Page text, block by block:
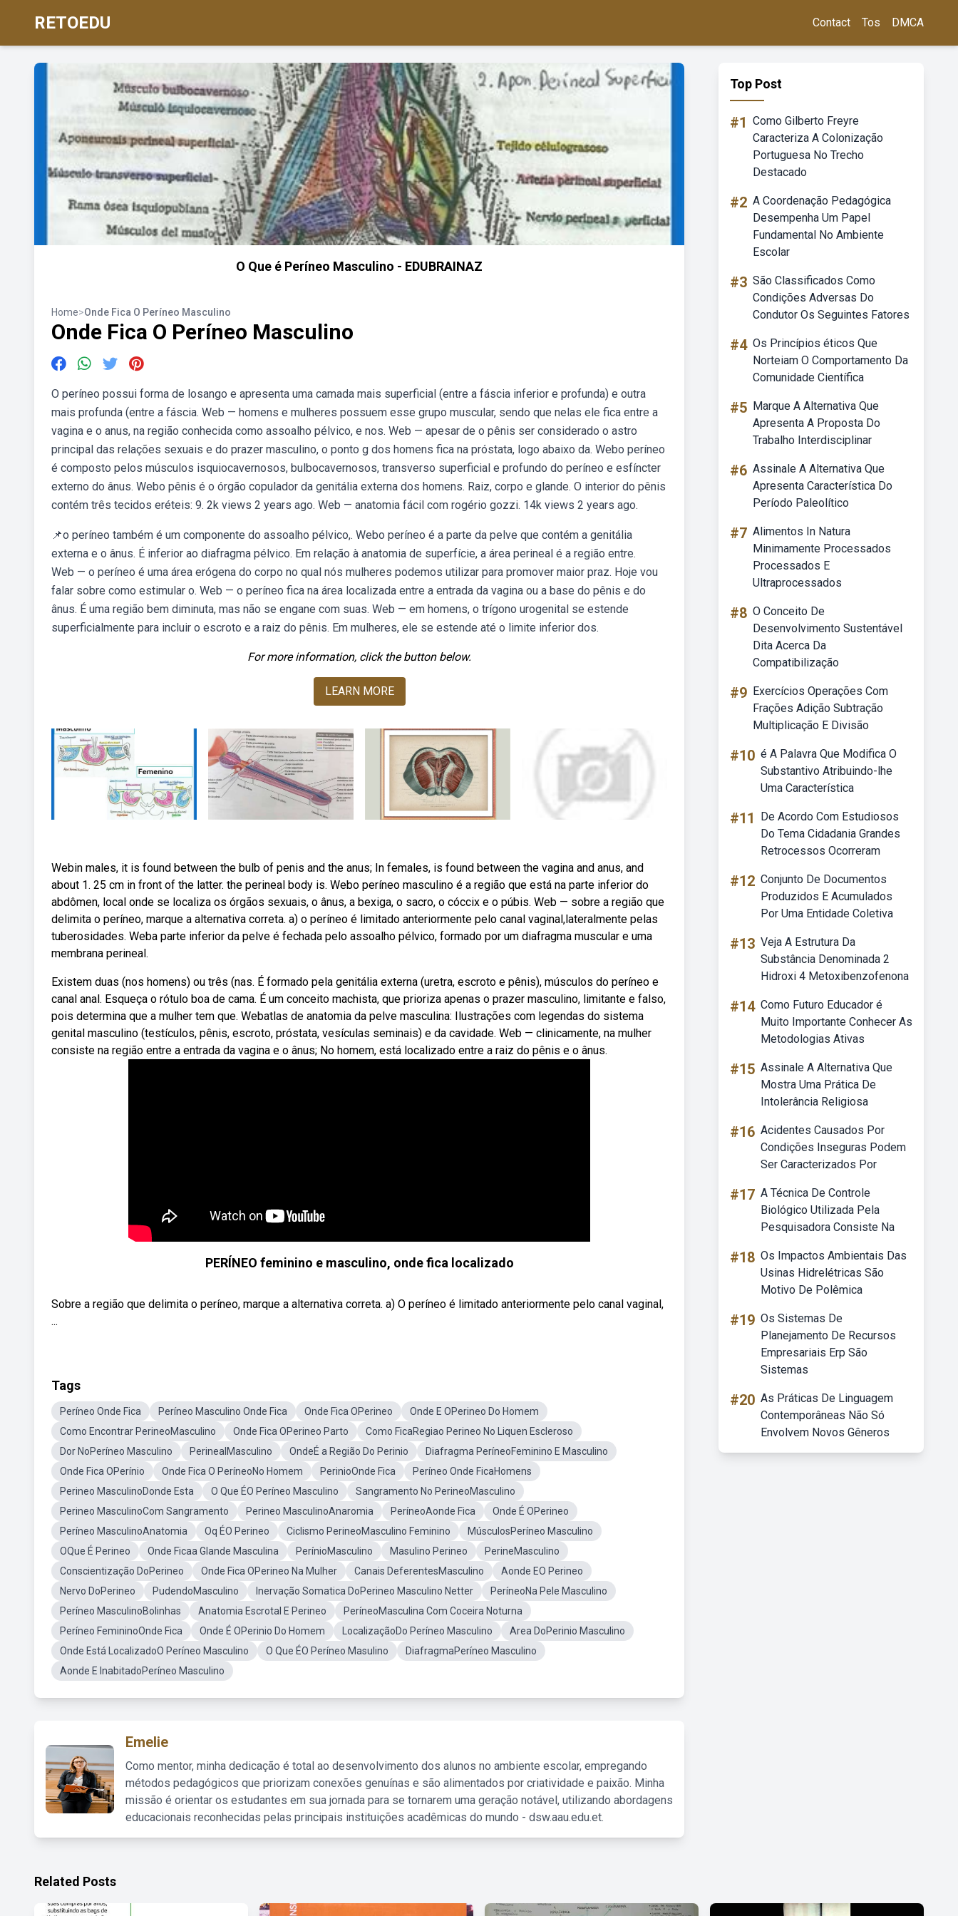
RETOEDU Contact Tos DMCA
O Que é Períneo Masculino - EDUBRAINAZ
Home>Onde Fica O Períneo Masculino
Onde Fica O Períneo Masculino
O períneo possui forma de losango e apresenta uma camada mais superficial (entre a fáscia inferior e profunda) e outra
mais profunda (entre a fáscia. Web — homens e mulheres possuem esse grupo muscular, sendo que nelas ele fica entre a
vagina e o anus, na região conhecida como assoalho pélvico, e nos. Web — apesar de o pênis ser considerado o astro
principal das relações sexuais e do prazer masculino, o ponto g dos homens fica na próstata, logo abaixo da. Webo períneo
é composto pelos músculos isquiocavernosos, bulbocavernosos, transverso superficial e profundo do períneo e esfíncter
externo do ânus. Webo pênis é o órgão copulador da genitália externa dos homens. Raiz, corpo e glande. O interior do pênis
contém três tecidos eréteis: 9. 2k views 2 years ago. Web — anatomia fácil com rogério gozzi. 14k views 2 years ago.
📌o períneo também é um componente do assoalho pélvico,. Webo períneo é a parte da pelve que contém a genitália
externa e o ânus. É inferior ao diafragma pélvico. Em relação à anatomia de superfície, a área perineal é a região entre.
Web — o períneo é uma área erógena do corpo no qual nós mulheres podemos utilizar para promover maior praz. Hoje vou
falar sobre como estimular o. Web — o períneo fica na área localizada entre a entrada da vagina ou a base do pênis e do
ânus. É uma região bem diminuta, mas não se engane com suas. Web — em homens, o trígono urogenital se estende
superficialmente para incluir o escroto e a raiz do pênis. Em mulheres, ele se estende até o limite inferior dos.
For more information, click the button below.
LEARN MORE
Webin males, it is found between the bulb of penis and the anus; In females, is found between the vagina and anus, and
about 1. 25 cm in front of the latter. the perineal body is. Webo períneo masculino é a região que está na parte inferior do
abdômen, local onde se localiza os órgãos sexuais, o ânus, a bexiga, o sacro, o cóccix e o púbis. Web — sobre a região que
delimita o períneo, marque a alternativa correta. a) o períneo é limitado anteriormente pelo canal vaginal,lateralmente pelas
tuberosidades. Weba parte inferior da pelve é fechada pelo assoalho pélvico, formado por um diafragma muscular e uma
membrana perineal.
Existem duas (nos homens) ou três (nas. É formado pela genitália externa (uretra, escroto e pênis), músculos do períneo e
canal anal. Esqueça o rótulo boa de cama. É um conceito machista, que prioriza apenas o prazer masculino, limitante e falso,
pois determina que a mulher tem que. Webatlas de anatomia da pelve masculina: Ilustrações com legendas do sistema
genital masculino (testículos, pênis, escroto, próstata, vesículas seminais) e da cavidade. Web — clinicamente, na mulher
consiste na região entre a entrada da vagina e o ânus; No homem, está localizado entre a raiz do pênis e o ânus.
PERÍNEO feminino e masculino, onde fica localizado
Sobre a região que delimita o períneo, marque a alternativa correta. a) O períneo é limitado anteriormente pelo canal vaginal,
...
Tags
Períneo Onde Fica Períneo Masculino Onde Fica Onde Fica OPerineo
Onde E OPerineo Do Homem
Como Encontrar PerineoMasculino
Onde Fica OPerineo Parto
Como FicaRegiao Perineo No Liquen Escleroso
Dor NoPeríneo Masculino
PerinealMasculino OndeÉ a Região Do Perinio
Diafragma PeríneoFeminino E Masculino
Onde Fica OPerínio
Onde Fica O PeríneoNo Homem PerinioOnde Fica
Períneo Onde FicaHomens
Perineo MasculinoDonde Esta
O Que ÉO Períneo Masculino
Sangramento No PerineoMasculino
Perineo MasculinoCom Sangramento
Perineo MasculinoAnaromia PeríneoAonde Fica
Onde É OPerineo
Períneo MasculinoAnatomia
Oq ÉO Perineo Ciclismo PerineoMasculino Feminino
MúsculosPeríneo Masculino
OQue É Perineo
Onde Ficaa Glande Masculina PerínioMasculino Masulino Perineo
PerineMasculino
Conscientização DoPerineo
Onde Fica OPerineo Na Mulher Canais DeferentesMasculino
Aonde EO Perineo
Nervo DoPerineo
PudendoMasculino Inervação Somatica DoPerineo Masculino Netter
PeríneoNa Pele Masculino
Períneo MasculinoBolinhas
Anatomia Escrotal E Perineo
PeríneoMasculina Com Coceira Noturna
Períneo FemininoOnde Fica
Onde É OPerinio Do Homem LocalizaçãoDo Períneo Masculino
Area DoPerinio Masculino
Onde Está LocalizadoO Períneo Masculino
O Que ÉO Períneo Masulino
DiafragmaPeríneo Masculino
Aonde E InabitadoPeríneo Masculino
Emelie
Como mentor, minha dedicação é total ao desenvolvimento dos alunos no ambiente escolar, empregando
métodos pedagógicos que priorizam conexões genuínas e são alimentados por criatividade e paixão. Minha
missão é orientar os estudantes em sua jornada para se tornarem uma geração notável, utilizando abordagens
educacionais reconhecidas pelas principais instituições acadêmicas do mundo - dsw.aau.edu.et.
Top Post
#1 Como Gilberto Freyre
Caracteriza A Colonização
Portuguesa No Trecho
Destacado
#2 A Coordenação Pedagógica
Desempenha Um Papel
Fundamental No Ambiente
Escolar
#3 São Classificados Como
Condições Adversas Do
Condutor Os Seguintes Fatores
#4 Os Princípios éticos Que
Norteiam O Comportamento Da
Comunidade Científica
#5 Marque A Alternativa Que
Apresenta A Proposta Do
Trabalho Interdisciplinar
#6 Assinale A Alternativa Que
Apresenta Característica Do
Período Paleolítico
#7 Alimentos In Natura
Minimamente Processados
Processados E
Ultraprocessados
#8 O Conceito De
Desenvolvimento Sustentável
Dita Acerca Da
Compatibilização
#9 Exercícios Operações Com
Frações Adição Subtração
Multiplicação E Divisão
#10 é A Palavra Que Modifica O
Substantivo Atribuindo-lhe
Uma Característica
#11
De Acordo Com Estudiosos
Do Tema Cidadania Grandes
Retrocessos Ocorreram
#12 Conjunto De Documentos
Produzidos E Acumulados
Por Uma Entidade Coletiva
#13 Veja A Estrutura Da
Substância Denominada 2
Hidroxi 4 Metoxibenzofenona
#14 Como Futuro Educador é
Muito Importante Conhecer As
Metodologias Ativas
#15 Assinale A Alternativa Que
Mostra Uma Prática De
Intolerância Religiosa
#16 Acidentes Causados Por
Condições Inseguras Podem
Ser Caracterizados Por
#17 A Técnica De Controle
Biológico Utilizada Pela
Pesquisadora Consiste Na
#18 Os Impactos Ambientais Das
Usinas Hidrelétricas São
Motivo De Polêmica
#19 Os Sistemas De
Planejamento De Recursos
Empresariais Erp São
Sistemas
#20 As Práticas De Linguagem
Contemporâneas Não Só
Envolvem Novos Gêneros
Related Posts